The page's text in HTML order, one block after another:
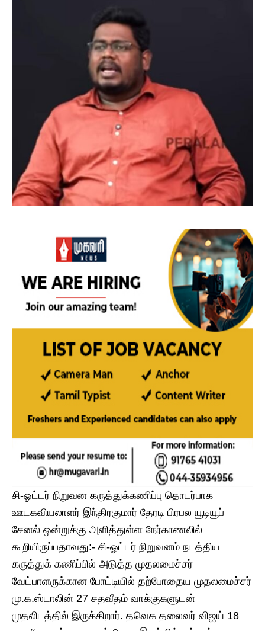
சி-ஓட்டர் நிறுவன கருத்துக்கணிப்பு தொடர்பாக
ஊடகவியலாளர் இந்திரகுமார் தேரடி பிரபல யூடியூப்
சேனல் ஒன்றுக்கு அளித்துள்ள நேர்காணலில்
கூறியிருப்பதாவது:- சி-ஓட்டர் நிறுவனம் நடத்திய
கருத்துக் கணிப்பில் அடுத்த முதலமைச்சர்
வேட்பாளருக்கான போட்டியில் தற்போதைய முதலமைச்சர்
மு.க.ஸ்டாலின் 27 சதவீதம் வாக்குகளுடன்
முதலிடத்தில் இருக்கிறார். தவெக தலைவர் விஜய் 18